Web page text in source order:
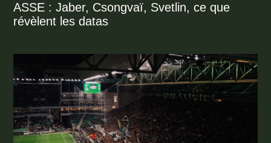
ASSE : Jaber, Csongvaï, Svetlin, ce que
révèlent les datas